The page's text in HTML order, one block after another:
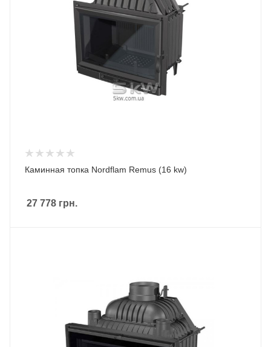
Каминная топка Nordflam Remus (16 kw)
27 778 грн.